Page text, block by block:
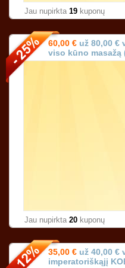
Jau nupirkta 19 kuponų
60,00 € už 80,00 €
viso kūno masažą
Karoliniškėse
Jau nupirkta 20 kuponų
35,00 € už 40,00 €
imperatoriškąjį